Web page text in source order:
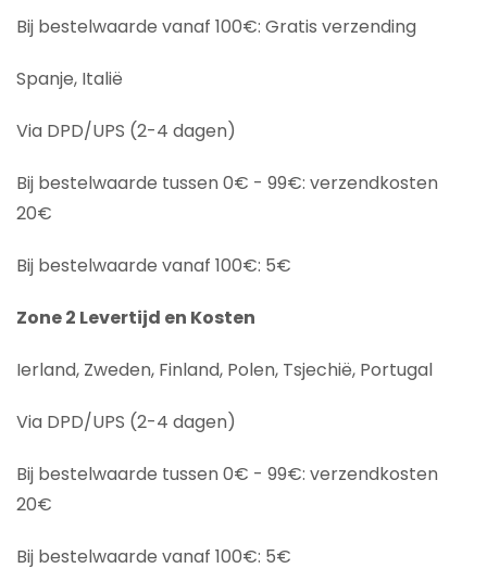
Bij bestelwaarde vanaf 100€: Gratis verzending
Spanje, Italië
Via DPD/UPS (2-4 dagen)
Bij bestelwaarde tussen 0€ - 99€: verzendkosten
20€
Bij bestelwaarde vanaf 100€: 5€
Zone 2 Levertijd en Kosten
Ierland, Zweden, Finland, Polen, Tsjechië, Portugal
Via DPD/UPS (2-4 dagen)
Bij bestelwaarde tussen 0€ - 99€: verzendkosten
20€
Bij bestelwaarde vanaf 100€: 5€